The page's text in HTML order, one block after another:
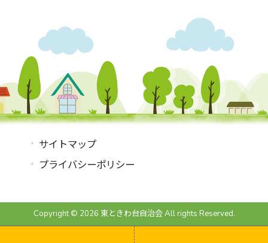
サイトマップ
プライバシーポリシー
Copyright © 2026 東ときわ台自治会 All rights Reserved.